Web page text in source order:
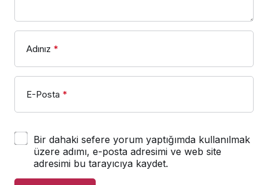
Adınız *
E-Posta *
Bir dahaki sefere yorum yaptığımda kullanılmak
üzere adımı, e-posta adresimi ve web site
adresimi bu tarayıcıya kaydet.